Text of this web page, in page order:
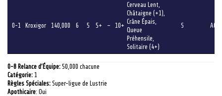
0-1 Kroxigor 140,000 6 5 5+ – 10+
Cerveau Lent,
Châtaigne (+1),
Crâne Épais,
Queue
Préhensile,
Solitaire (4+)
S AG
0-8 Relance d’Équipe: 50,000 chacune
Catégorie: 1
Règles Spéciales: Super-ligue de Lustrie
Apothicaire: Oui